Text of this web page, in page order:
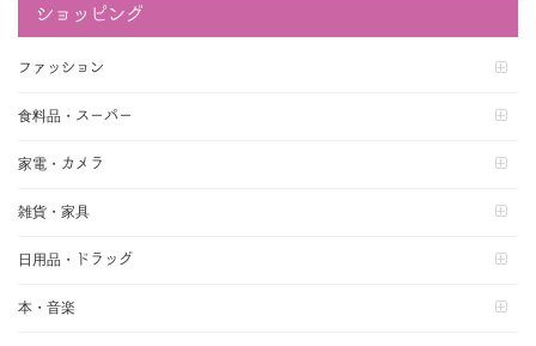
ショッピング
ファッション
食料品・スーパー
家電・カメラ
雑貨・家具
日用品・ドラッグ
本・音楽